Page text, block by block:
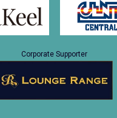
Corporate Supporter